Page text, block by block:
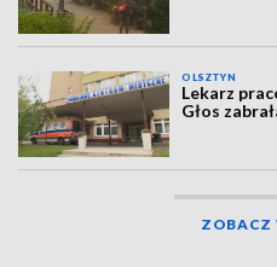
OLSZTYN
Lekarz
Głos
ZOBACZ